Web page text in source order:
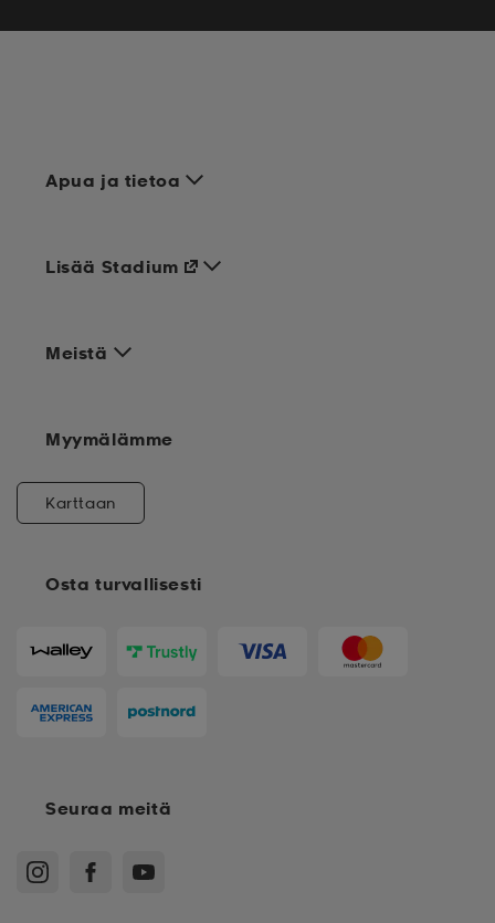
Apua ja tietoa
Meistä
Osta turvallisesti
Lisää Stadium
Myymälämme
Karttaan
Seuraa meitä